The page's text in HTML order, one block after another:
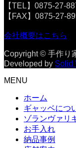
【TEL】0875-27-
【FAX】0875-27-
会社概要はこちら
Copyright © 手作り
Developed by Solid
MENU
ホーム
ギャッベにつ
ゾランヴァリ
お手入れ
納品事例